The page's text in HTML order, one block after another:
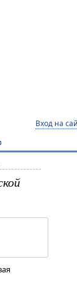
Вход на